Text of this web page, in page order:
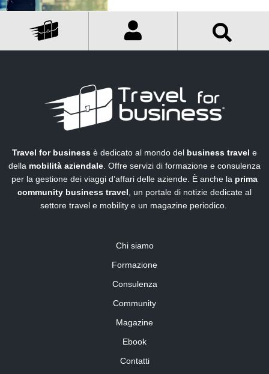
Travel for business è dedicato al mondo del business travel e
della mobilità aziendale. Offre servizi di formazione e consulenza
per la gestione dei viaggi d’affari delle aziende. È anche la prima
community business travel, un portale di notizie dedicate al
settore travel e mobility e un magazine periodico.
Chi siamo
Formazione
Consulenza
Community
Magazine
Ebook
Contatti